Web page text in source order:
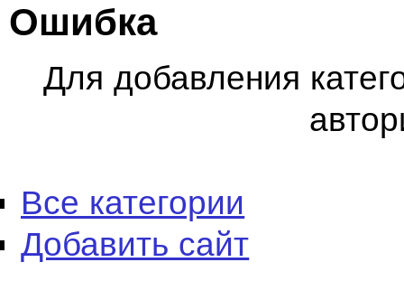
Ошибка
Для добавления
Все категории
Добавить сайт